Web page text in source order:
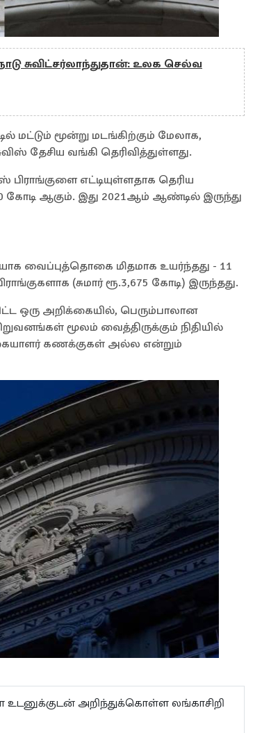
சுவிட்சர்லாந்துதான்: உலக செல்வ
மூன்று மடங்கிற்கும் மேலாக,
தேசிய வங்கி தெரிவித்துள்ளது.
பிராங்குளை எட்டியுள்ளதாக தெரிய
கோடி ஆகும். இது 2021ஆம் ஆண்டில் இருந்து
வைப்புத்தொகை மிதமாக உயர்ந்தது - 11
(சுமார் ரூ.3,675 கோடி) இருந்தது.
ஒரு அறிக்கையில், பெரும்பாலான
மூலம் வைத்திருக்கும் நிதியில்
கணக்குகள் அல்ல என்றும்
உடனுக்குடன் அறிந்துக்கொள்ள லங்காசிறி